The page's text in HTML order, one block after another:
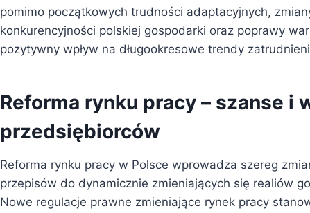
pomimo początkowych trudności adaptacyjnych,
konkurencyjności polskiej gospodarki oraz poprawy
pozytywny wpływ na długookresowe trendy
Reforma rynku pracy – szanse i
przedsiębiorców
Reforma rynku pracy w Polsce wprowadza szereg
przepisów do dynamicznie zmieniających się realiów
Nowe regulacje prawne zmieniające rynek pracy